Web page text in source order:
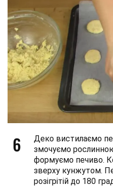
6
Деко вистилаємо
змочуємо
формуємо печиво.
зверху кунжутом.
розігрітій до 180